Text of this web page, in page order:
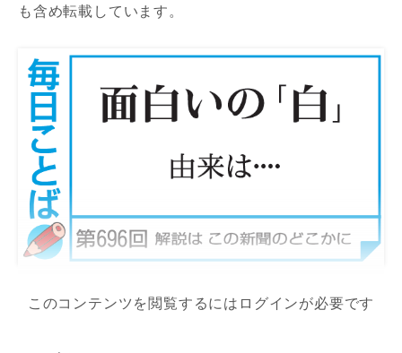
も含め転載しています。
このコンテンツを閲覧するにはログインが必要です